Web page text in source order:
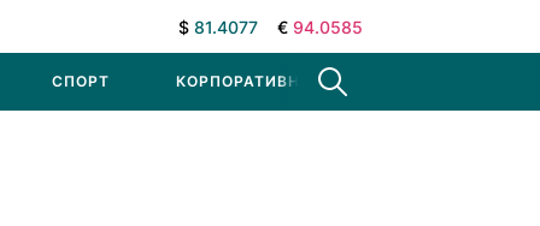
$ 81.4077 € 94.0585
СПОРТ КОРПОРАТИВНЫЕ НОВОСТИ